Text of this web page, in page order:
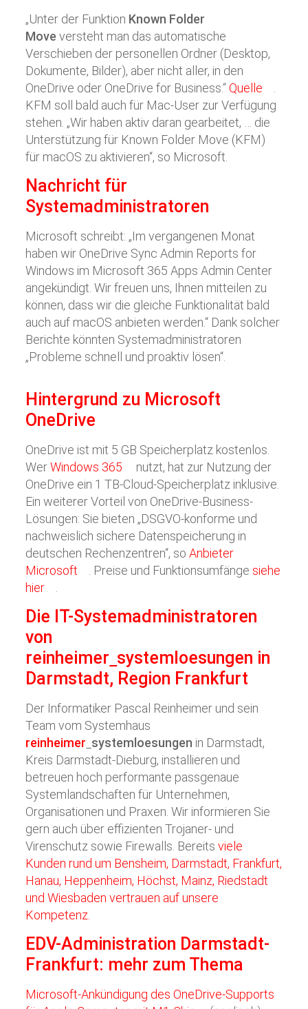
„Unter der Funktion Known Folder
Move versteht man das automatische
Verschieben der personellen Ordner (Desktop,
Dokumente, Bilder), aber nicht aller, in den
OneDrive oder OneDrive for Business.“Quelle
KFM soll bald auch für Mac-User zur Verfügung
stehen. „Wir haben aktiv daran gearbeitet, … die
Unterstützung für Known Folder Move (KFM)
für macOS zu aktivieren“, so Microsoft.
Nachricht für
Systemadministratoren
Microsoft schreibt: „Im vergangenen Monat
haben wir OneDrive Sync Admin Reports for
Windows im Microsoft 365 Apps Admin Center
angekündigt. Wir freuen uns, Ihnen mitteilen zu
können, dass wir die gleiche Funktionalität bald
auch auf macOS anbieten werden.“ Dank solcher
Berichte könnten Systemadministratoren
„Probleme schnell und proaktiv lösen“.
Hintergrund zu Microsoft
OneDrive
OneDrive ist mit 5 GB Speicherplatz kostenlos.
WerWindows 365
nutzt, hat zur Nutzung der
OneDrive ein 1 TB-Cloud-Speicherplatz inklusive.
Ein weiterer Vorteil von OneDrive-Business-
Lösungen: Sie bieten „DSGVO-konforme und
nachweislich sichere Datenspeicherung in
deutschen Rechenzentren“, soAnbieter
Microsoft
. Preise und Funktionsumfänge siehe
hier
Die IT-Systemadministratoren
von
reinheimer systemloesungen in
Darmstadt, Region Frankfurt
Der Informatiker Pascal Reinheimer und sein
Team vom Systemhaus
reinheimer systemloesungen in Darmstadt,
Kreis Darmstadt-Dieburg, installieren und
betreuen hoch performante passgenaue
Systemlandschaften für Unternehmen,
Organisationen und Praxen. Wir informieren Sie
gern auch über effizienten Trojaner- und
Virenschutz sowie Firewalls. Bereitsviele
Kunden rund um Bensheim, Darmstadt, Frankfurt,
Hanau, Heppenheim, Höchst, Mainz, Riedstadt
und Wiesbaden vertrauen auf unsere
Kompetenz.
EDV-Administration Darmstadt-
Frankfurt: mehr zum Thema
Microsoft-Ankündigung des OneDrive-Supports